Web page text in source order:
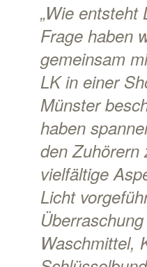
„Wie entsteht
Frage haben
gemeinsam
LK in einer
Münster
haben
den Zuhörern
vielfältige
Licht
Waschmittel,